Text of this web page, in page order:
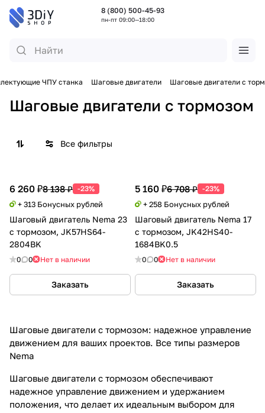
8 (800) 500-45-93
пн-пт 09:00—18:00
ЧПУ станка Шаговые двигатели Шаговые двигатели с
Шаговые двигатели с тормозом
Все фильтры
6 260 ₽8 138 ₽ -23%
+ 313 Бонусных рублей
Шаговый двигатель Nema 23
с тормозом, JK57HS64-
2804BK
0 0 Нет в наличии
Заказать
5 160 ₽6 708 ₽ -23%
+ 258 Бонусных рублей
Шаговый двигатель Nema 17
с тормозом, JK42HS40-
1684BK0.5
0 0 Нет в наличии
Заказать
Шаговые двигатели с тормозом: надежное управление
движением для ваших проектов. Все типы размеров
Nema
Шаговые двигатели с тормозом обеспечивают
надежное управление движением и удержанием
положения, что делает их идеальным выбором для